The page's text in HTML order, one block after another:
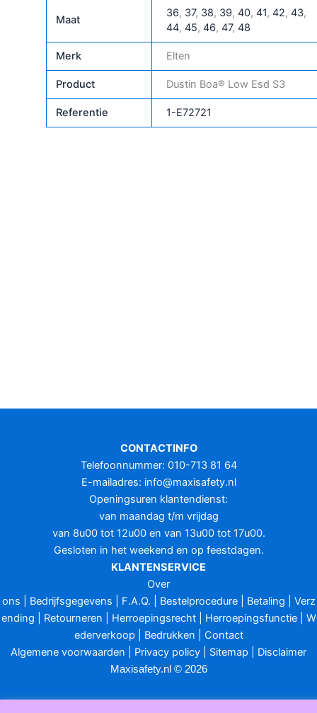
Maat
36, 37, 38, 39, 40, 41, 42, 43,
44, 45, 46, 47, 48
Merk Elten
Product Dustin Boa® Low Esd S3
Referentie 1-E72721
CONTACTINFO
Telefoonnummer: 010-713 81 64
E-mailadres: info@maxisafety.nl
Openingsuren klantendienst:
van maandag t/m vrijdag
van 8u00 tot 12u00 en van 13u00 tot 17u00.
Gesloten in het weekend en op feestdagen.
KLANTENSERVICE
Over
ons
Bedrijfsgegevens F.A.Q. Bestelprocedure| Betaling
Verz
ending
Retourneren Herroepingsrecht| Herroepingsfunctie| W
ederverkoop
Bedrukken
Contact
Algemene voorwaarden
Privacy policy Sitemap Disclaimer
Maxisafety.nl © 2026